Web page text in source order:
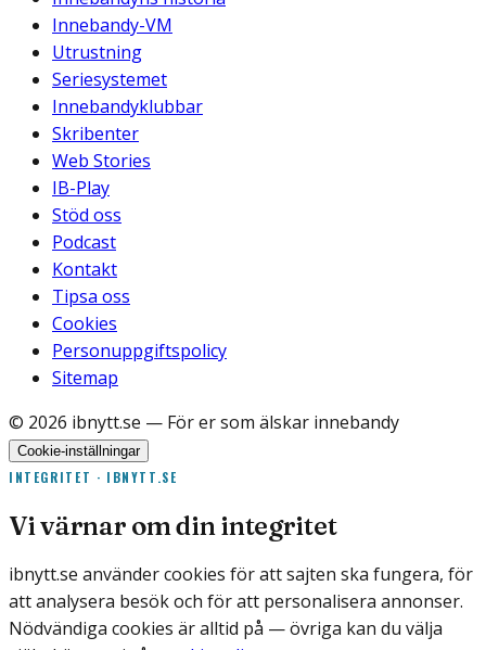
Innebandy-VM
Utrustning
Seriesystemet
Innebandyklubbar
Skribenter
Web Stories
IB-Play
Stöd oss
Podcast
Kontakt
Tipsa oss
Cookies
Personuppgiftspolicy
Sitemap
© 2026 ibnytt.se — För er som älskar innebandy
Cookie-inställningar
INTEGRITET · IBNYTT.SE
Vi värnar om din integritet
ibnytt.se använder cookies för att sajten ska fungera, för
att analysera besök och för att personalisera annonser.
Nödvändiga cookies är alltid på — övriga kan du välja